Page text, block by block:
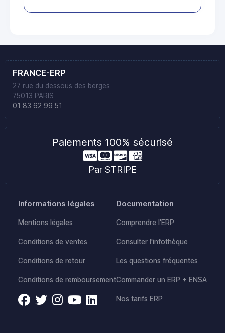
FRANCE-ERP
27 rue du dessous des berges
75013 PARIS
01 83 62 99 51
Paiements 100% sécurisé
Par STRIPE
Informations légales
Mentions légales
Conditions de ventes
Conditions de retour
Conditions de remboursement
Documentation
Comprendre l'ERP
Consulter l'infothèque
Les questions fréquentes
Commander un ERP + ENSA
Nos tarifs ERP